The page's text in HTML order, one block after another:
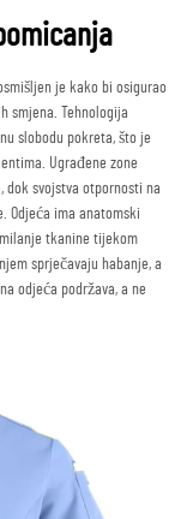
je kako bi osigurao
smjena. Tehnologija
slobodu pokreta, što je
Ugrađene zone
svojstva otpornosti na
Odjeća ima anatomski
tkanine tijekom
sprječavaju habanje, a
odjeća podržava, a ne